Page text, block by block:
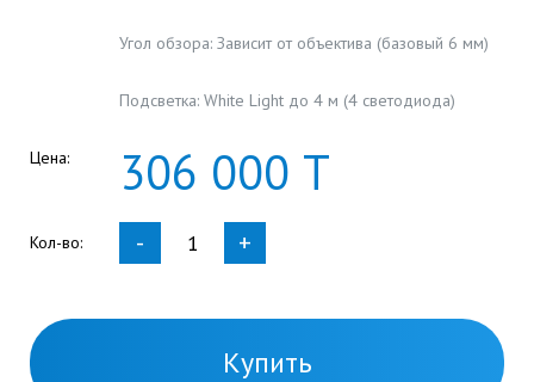
Угол обзора: Зависит от объектива (базовый 6 мм)
Подсветка: White Light до 4 м (4 светодиода)
Цена: 306 000 Т
Кол-во: - +
Купить